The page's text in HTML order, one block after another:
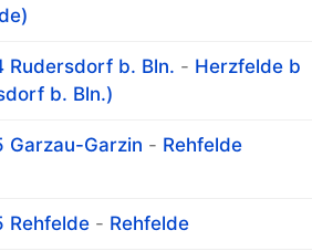
Rudersdorf b. Bln. - Herzfelde b
b. Bln.)
Garzau-Garzin - Rehfelde
Rehfelde - Rehfelde